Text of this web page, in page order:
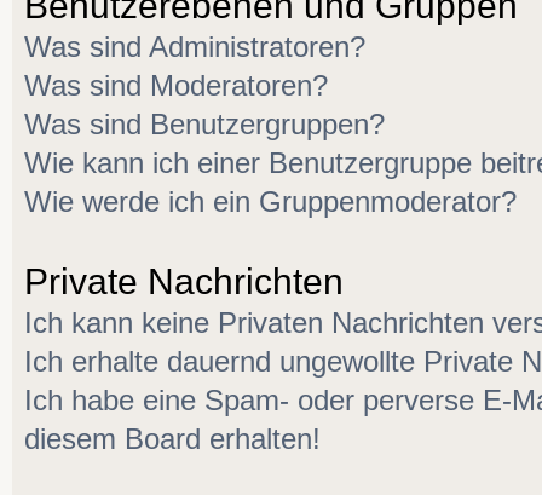
Was sind Administratoren?
Was sind Moderatoren?
Was sind Benutzergruppen?
Wie kann ich einer Benutzergruppe
Wie werde ich ein Gruppenmoderator?
Private Nachrichten
Ich kann keine Privaten Nachrichten
Ich erhalte dauernd ungewollte Private
Ich habe eine Spam- oder perverse E-
diesem Board erhalten!